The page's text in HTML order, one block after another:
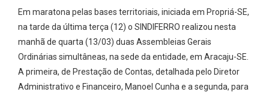
Em maratona pelas bases territoriais, iniciada em Propriá-SE,
na tarde da última terça (12) o SINDIFERRO realizou nesta
manhã de quarta (13/03) duas Assembleias Gerais
Ordinárias simultâneas, na sede da entidade, em Aracaju-SE.
A primeira, de Prestação de Contas, detalhada pelo Diretor
Administrativo e Financeiro, Manoel Cunha e a segunda, para